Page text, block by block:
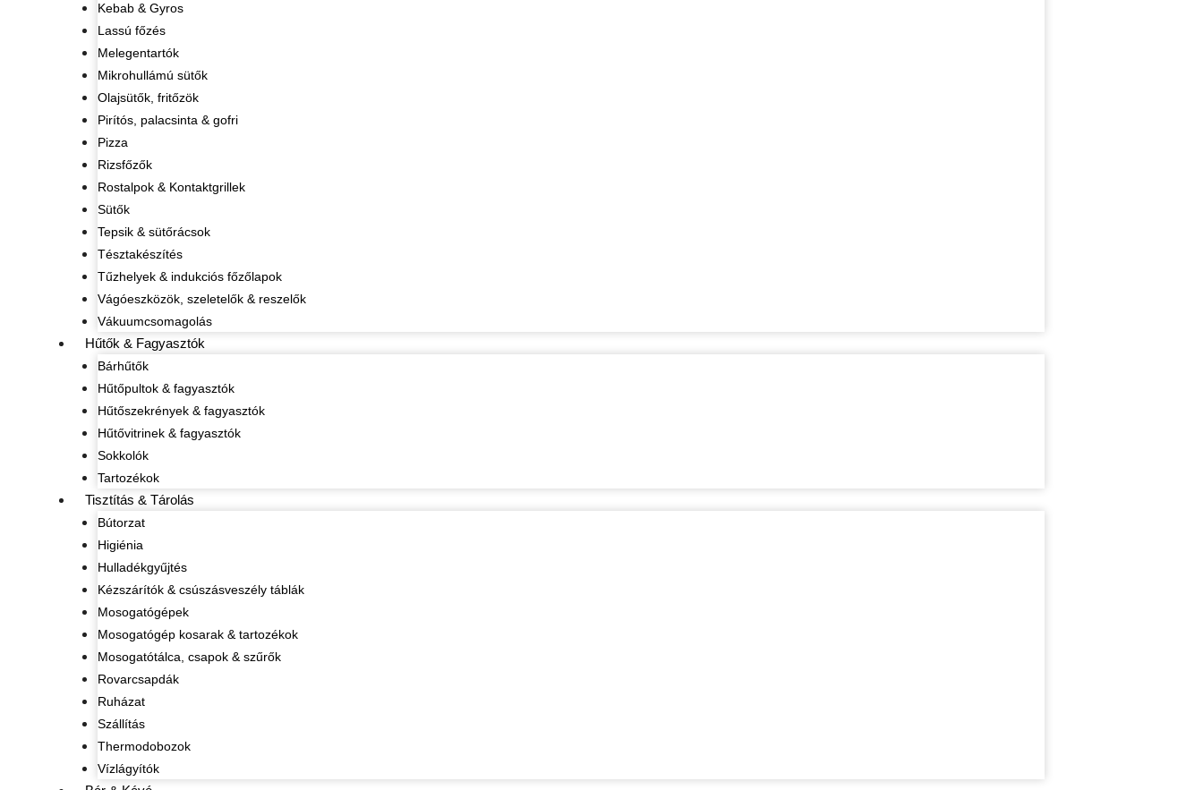
Kebab & Gyros
Lassú főzés
Melegentartók
Mikrohullámú sütők
Olajsütők, fritőzök
Pirítós, palacsinta & gofri
Pizza
Rizsfőzők
Rostalpok & Kontaktgrillek
Sütők
Tepsik & sütőrácsok
Tésztakészítés
Tűzhelyek & indukciós főzőlapok
Vágóeszközök, szeletelők & reszelők
Vákuumcsomagolás
Hűtők & Fagyasztók
Bárhűtők
Hűtőpultok & fagyasztók
Hűtőszekrények & fagyasztók
Hűtővitrinek & fagyasztók
Sokkolók
Tartozékok
Tisztítás & Tárolás
Bútorzat
Higiénia
Hulladékgyűjtés
Kézszárítók & csúszásveszély táblák
Mosogatógépek
Mosogatógép kosarak & tartozékok
Mosogatótálca, csapok & szűrők
Rovarcsapdák
Ruházat
Szállítás
Thermodobozok
Vízlágyítók